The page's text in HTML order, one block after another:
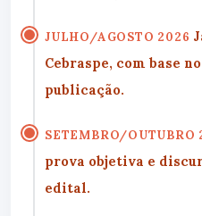
JULHO/AGOSTO 2026
Cebraspe, com base
publicação.
SETEMBRO/OUTUBRO
prova objetiva e
edital.